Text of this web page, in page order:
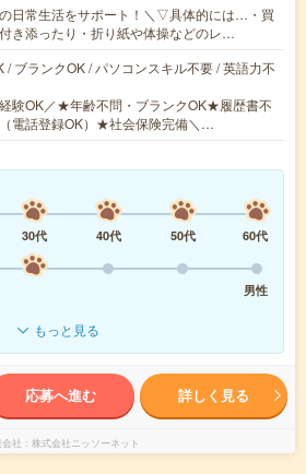
日常生活をサポート！＼▽具体的には…・買
き添ったり・折り紙や体操などのレ…
/ ブランクOK / パソコンスキル不要 / 英語力不
験OK／★年齢不問・ブランクOK★履歴書不
電話登録OK）★社会保険完備＼…
30代 40代 50代
60代
男性
もっと見る
応募へ進む 詳しく見る
社 株式会社ニッソーネット